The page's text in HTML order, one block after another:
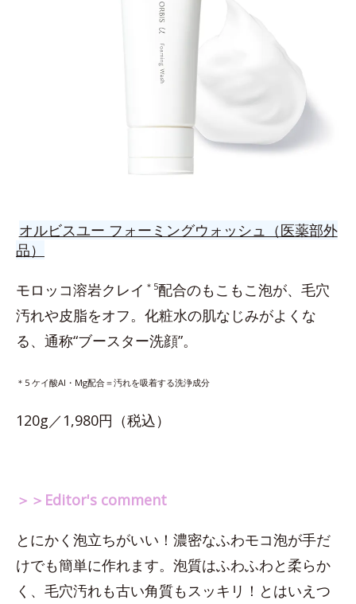
オルビスユー フォーミングウォッシュ（医薬部外
品）
モロッコ溶岩クレイ ＊5配合のもこもこ泡が、毛穴
汚れや皮脂をオフ。化粧水の肌なじみがよくな
る、通称“ブースター洗顔”。
＊5 ケイ酸Al・Mg配合＝汚れを吸着する洗浄成分
120g／1,980円（税込）
＞＞Editor's comment
とにかく泡立ちがいい！濃密なふわモコ泡が手だ
けでも簡単に作れます。泡質はふわふわと柔らか
く、毛穴汚れも古い角質もスッキリ！とはいえつ